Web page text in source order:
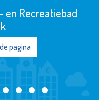
en Recreatiebad
pagina